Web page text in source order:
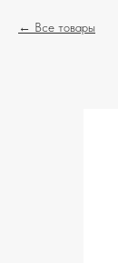
Все товары